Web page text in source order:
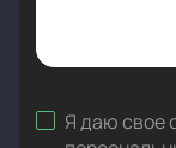
Я даю свое